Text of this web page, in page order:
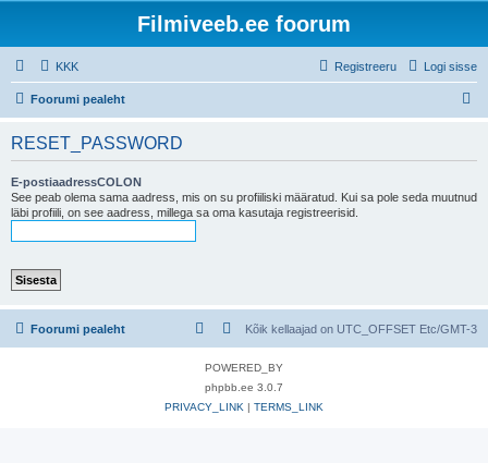
Filmiveeb.ee foorum
KKK Logi sisse
Registreeru
Foorumi pealeht
RESET_PASSWORD
E-postiaadressCOLON
See peab olema sama aadress, mis on su profiiliski määratud. Kui sa pole seda muutnud
läbi profiili, on see aadress, millega sa oma kasutaja registreerisid.
Foorumi pealeht Kõik kellaajad on UTC_OFFSET Etc/GMT-3
POWERED_BY
phpbb.ee 3.0.7
PRIVACY_LINK | TERMS_LINK